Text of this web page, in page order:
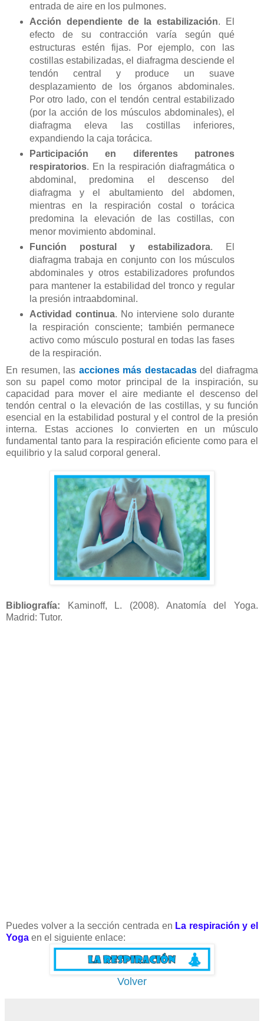
entrada de aire en los pulmones.
Acción dependiente de la estabilización. El
efecto de su contracción varía según qué
estructuras estén fijas. Por ejemplo, con las
costillas estabilizadas, el diafragma desciende el
tendón central y produce un suave
desplazamiento de los órganos abdominales.
Por otro lado, con el tendón central estabilizado
(por la acción de los músculos abdominales), el
diafragma eleva las costillas inferiores,
expandiendo la caja torácica.
Participación en diferentes patrones
respiratorios. En la respiración diafragmática o
abdominal, predomina el descenso del
diafragma y el abultamiento del abdomen,
mientras en la respiración costal o torácica
predomina la elevación de las costillas, con
menor movimiento abdominal.
Función postural y estabilizadora. El
diafragma trabaja en conjunto con los músculos
abdominales y otros estabilizadores profundos
para mantener la estabilidad del tronco y regular
la presión intraabdominal.
Actividad continua. No interviene solo durante
la respiración consciente; también permanece
activo como músculo postural en todas las fases
de la respiración.
En resumen, las acciones más destacadasdel diafragma
son su papel como motor principal de la inspiración, su
capacidad para mover el aire mediante el descenso del
tendón central o la elevación de las costillas, y su función
esencial en la estabilidad postural y el control de la presión
interna. Estas acciones lo convierten en un músculo
fundamental tanto para la respiración eficiente como para el
equilibrio y la salud corporal general.
Bibliografía: Kaminoff, L. (2008). Anatomía del Yoga.
Madrid: Tutor.
Puedes volver a la sección centrada en La respiración y el
Yoga en el siguiente enlace:
Volver